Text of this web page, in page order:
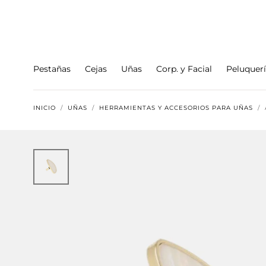
Pestañas Cejas Uñas Corp. y Facial
INICIO / UÑAS / HERRAMIENTAS Y ACCESORIOS PARA UÑAS /